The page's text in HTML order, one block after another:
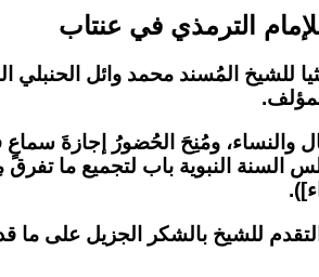
الترمذي في عنتاب
للشيخ المُسند محمد وائل
ومُنِحَ الحُضورُ إجازةَ سماعٍ
السنة النبوية باب لتجميع ما
للشيخ بالشكر الجزيل على